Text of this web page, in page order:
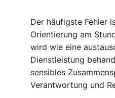
Der häufigste Fehler
Orientierung am
wird wie eine
Dienstleistung
sensibles
Verantwortung und